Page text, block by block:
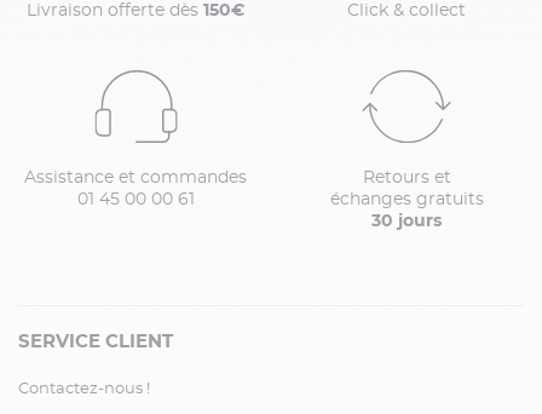
Livraison offerte dès 150€ Click & collect
Assistance et commandes
01 45 00 00 61
Retours et
échanges gratuits
30 jours
SERVICE CLIENT
Contactez-nous !